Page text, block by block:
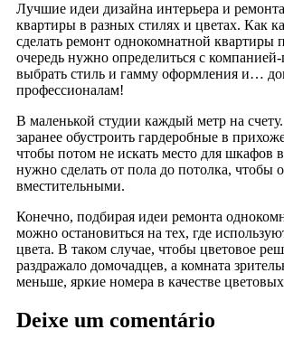
Лучшие идеи дизайна интерьера и
квартиры в разных стилях и цветах. Как
сделать ремонт однокомнатной
очередь нужно определиться с
выбрать стиль и гамму оформления и…
профессионалам!
В маленькой студии каждый метр на
заранее обустроить гардеробные в
чтобы потом не искать место для шкафов
нужно сделать от пола до потолка, чтобы
вместительными.
Конечно, подбирая идеи ремонта
можно остановиться на тех, где
цвета. В таком случае, чтобы цветовое
раздражало домочадцев, а комната
меньше, яркие номера в качестве
Deixe um comentário